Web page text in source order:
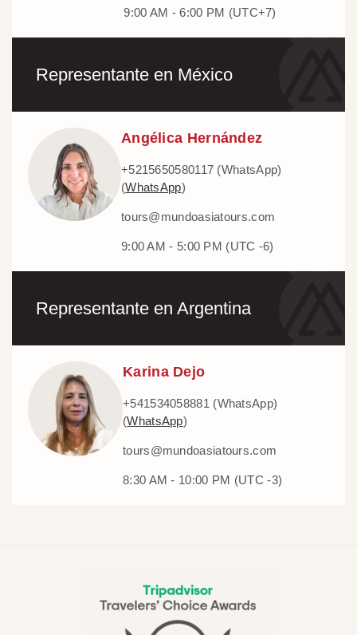
9:00 AM - 6:00 PM (UTC+7)
Representante en México
Angélica Hernández
+5215650580117 (WhatsApp)
(WhatsApp)
tours@mundoasiatours.com
9:00 AM - 5:00 PM (UTC -6)
Representante en Argentina
Karina Dejo
+541534058881 (WhatsApp)
(WhatsApp)
tours@mundoasiatours.com
8:30 AM - 10:00 PM (UTC -3)